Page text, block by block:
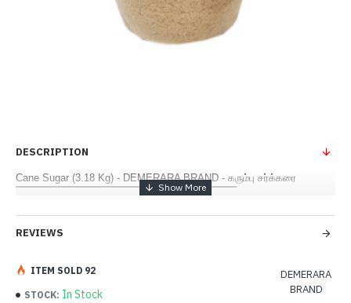
DESCRIPTION
Cane Sugar (3.18 Kg) - DEMERARA BRAND - கரும்பு சர்க்கரை
REVIEWS
STOCK: In Stock
DEMERARA
BRAND
ITEM SOLD 92